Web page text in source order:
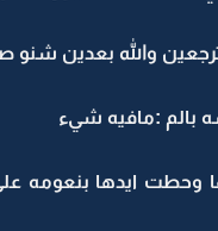
والله بعدين شنو
بالم :مافيه شيء
وحطت ايدها بنعومه